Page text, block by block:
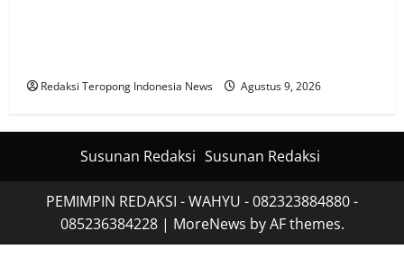
Redaksi Teropong Indonesia News Agustus 9, 2026
Susunan Redaksi Susunan Redaksi
PEMIMPIN REDAKSI - WAHYU - 082323884880 -
085236384228 | MoreNews by AF themes.